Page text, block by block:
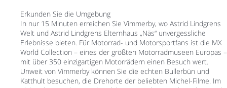
Erkunden Sie die Umgebung
In nur 15 Minuten erreichen Sie Vimmerby, wo Astrid Lindgrens
Welt und Astrid Lindgrens Elternhaus „Näs“ unvergessliche
Erlebnisse bieten. Für Motorrad- und Motorsportfans ist die MX
World Collection – eines der größten Motorradmuseen Europas –
mit über 350 einzigartigen Motorrädern einen Besuch wert.
Unweit von Vimmerby können Sie die echten Bullerbün und
Katthult besuchen, die Drehorte der beliebten Michel-Filme. Im